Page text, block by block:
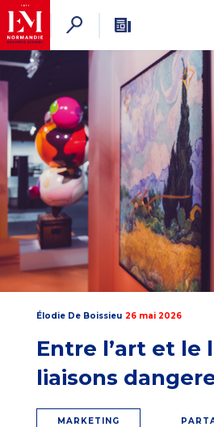
Élodie De Boissieu 26 mai 2026
Entre l’art et le
liaisons
MARKETING